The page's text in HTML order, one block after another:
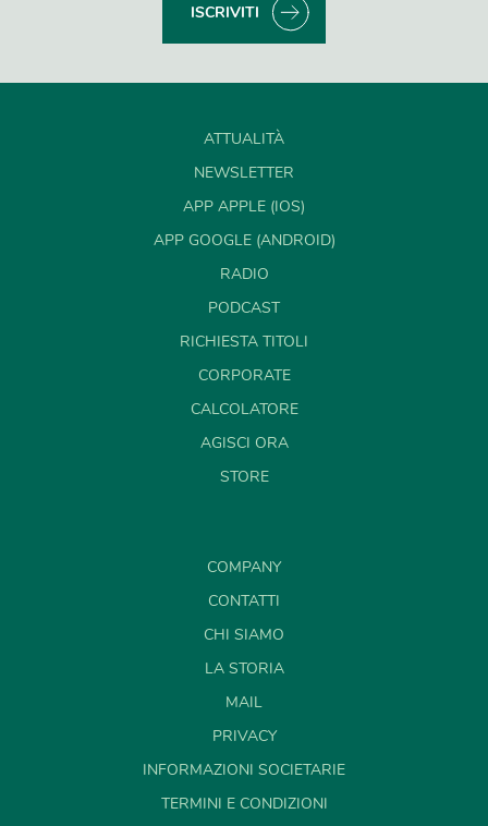
ISCRIVITI
ATTUALITÀ
NEWSLETTER
APP APPLE (IOS)
APP GOOGLE (ANDROID)
RADIO
PODCAST
RICHIESTA TITOLI
CORPORATE
CALCOLATORE
AGISCI ORA
STORE
COMPANY
CONTATTI
CHI SIAMO
LA STORIA
MAIL
PRIVACY
INFORMAZIONI SOCIETARIE
TERMINI E CONDIZIONI